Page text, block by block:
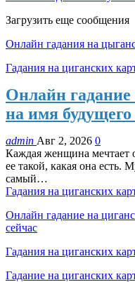
Загрузить еще сообщения
Онлайн гадания на
Гадания на циганских
Онлайн гадание
на имя
admin Авг 2, 2026 0
Каждая женщина мечтает
ее такой, какая она
самый…
Гадания на циганских
Онлайн гадание на
сейчас
Гадания на циганских
Гадание на циганских